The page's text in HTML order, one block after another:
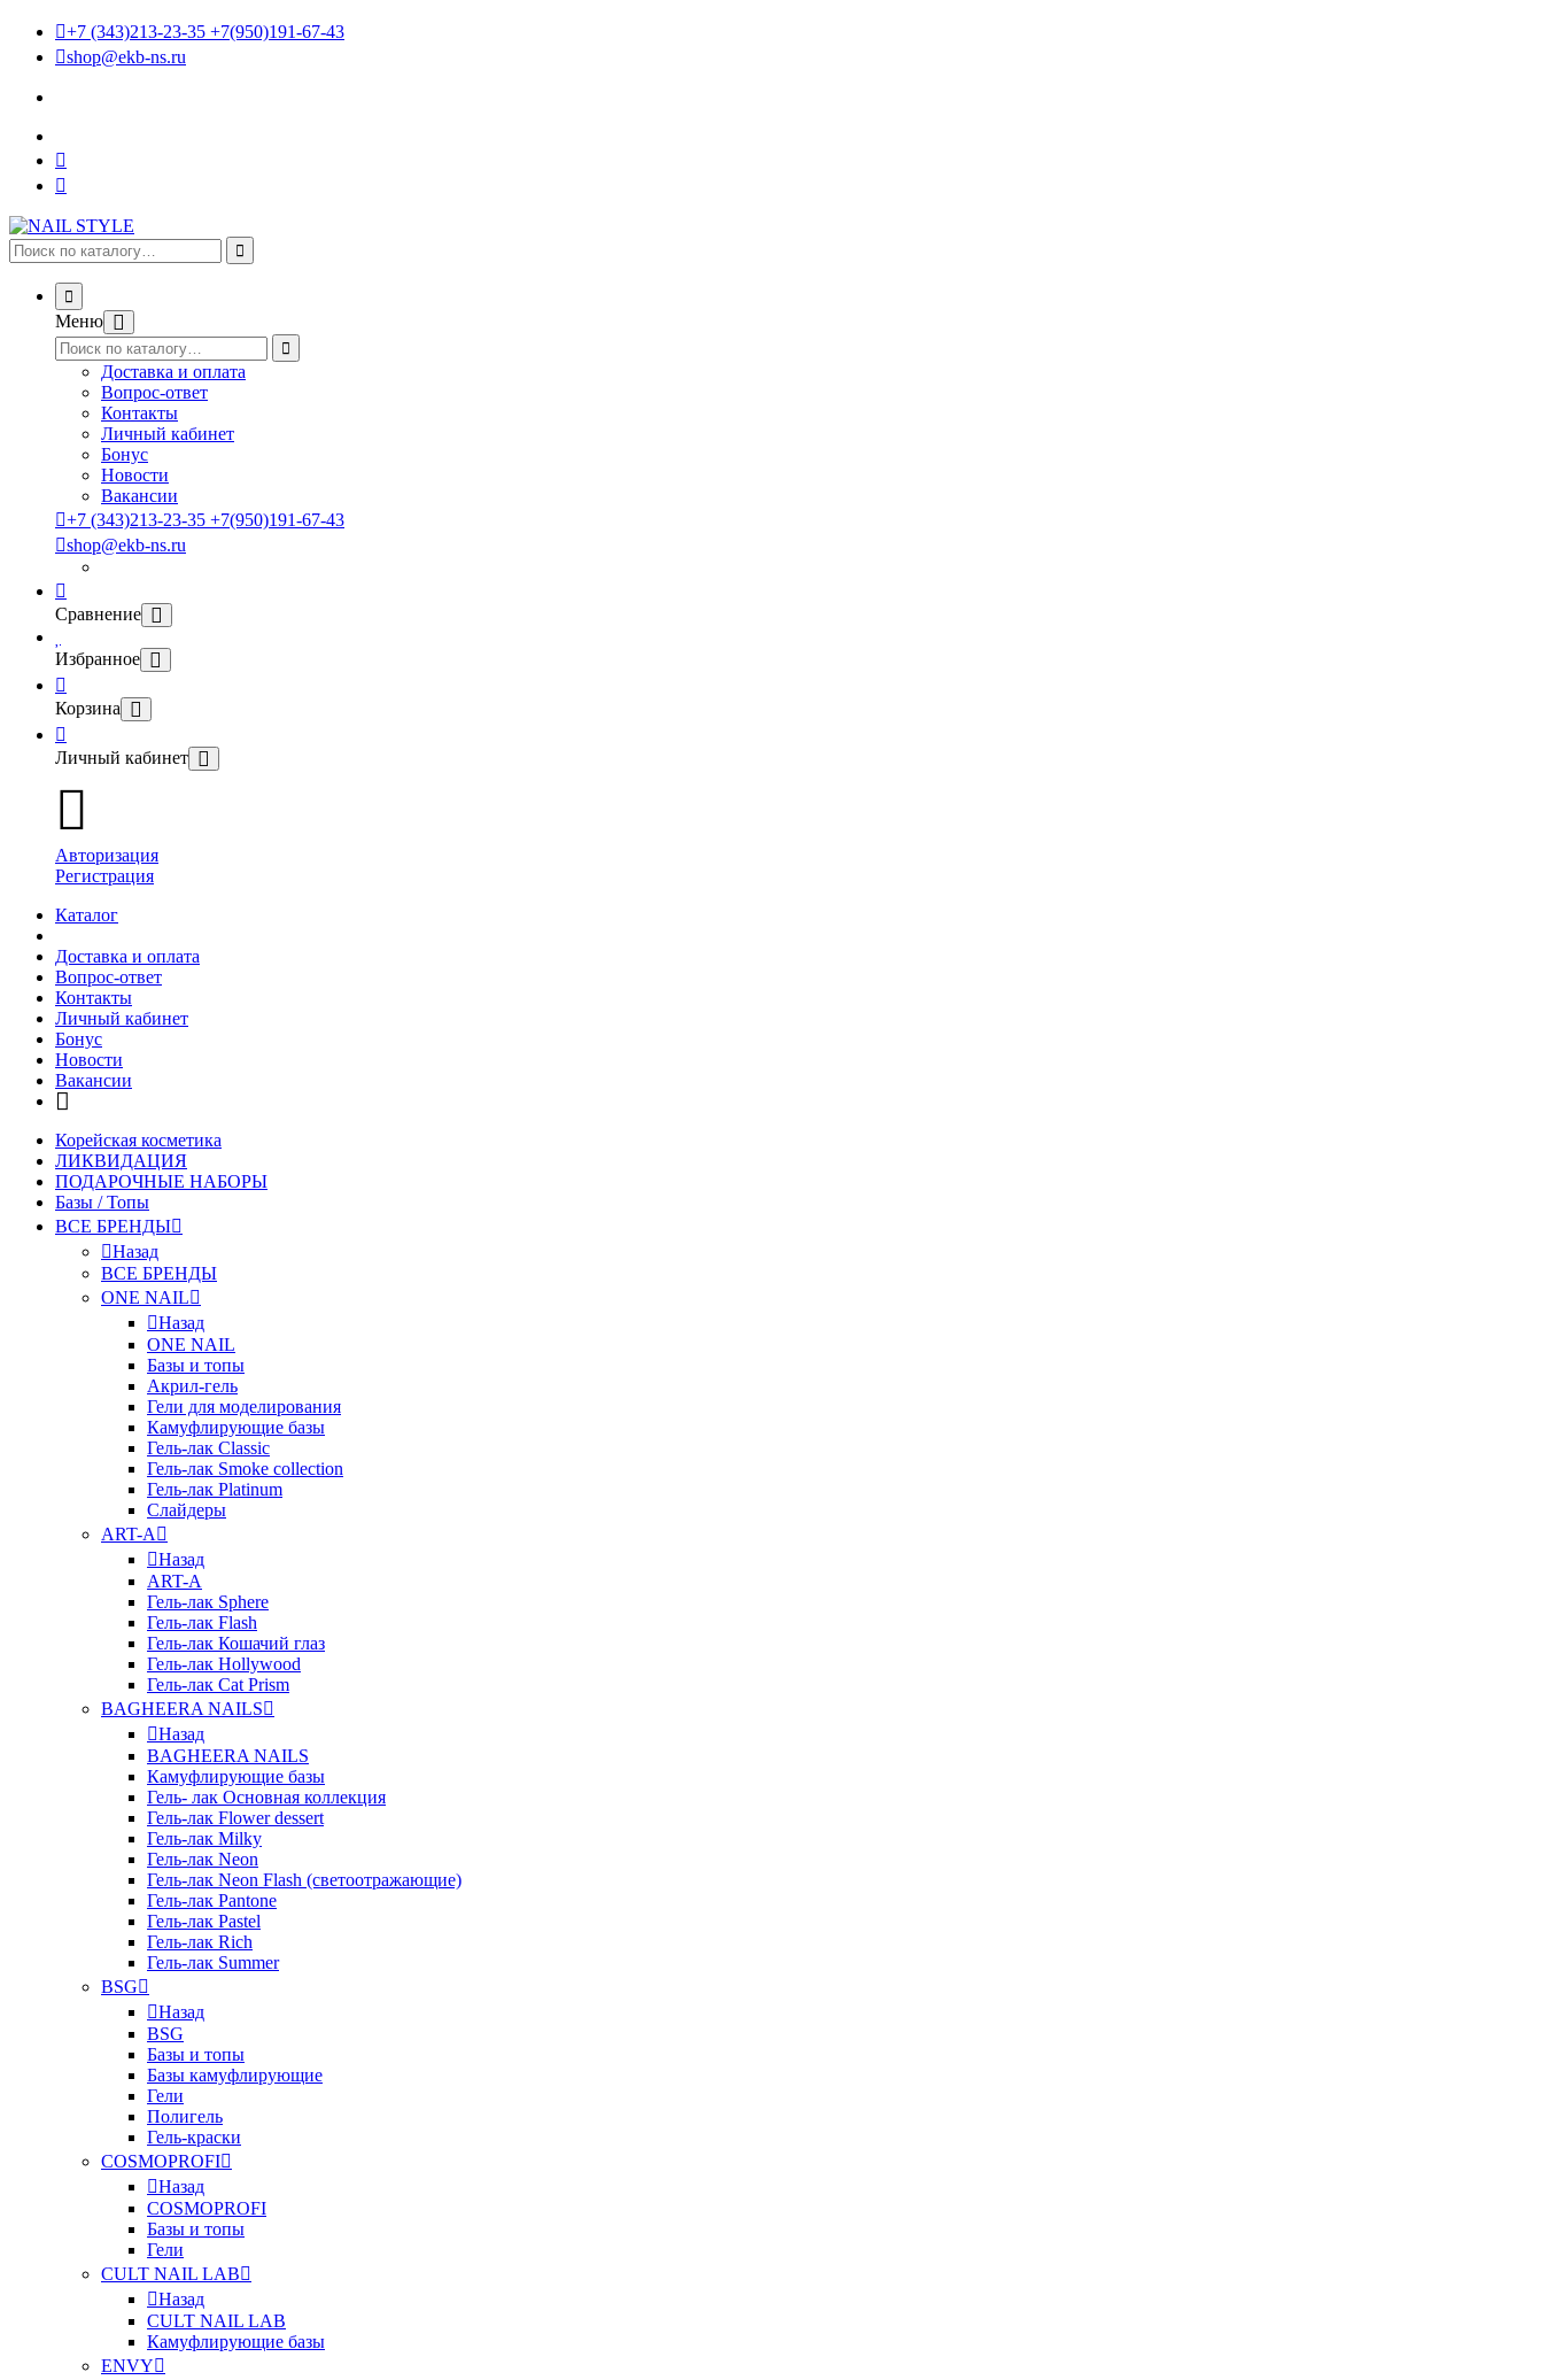
+7 (343)213-23-35 +7(950)191-67-43
shop@ekb-ns.ru
Меню
Доставка и оплата
Вопрос-ответ
Контакты
Личный кабинет
Бонус
Новости
Вакансии
+7 (343)213-23-35 +7(950)191-67-43
shop@ekb-ns.ru
Сравнение
Избранное
Корзина
Личный кабинет
Авторизация
Регистрация
Каталог
Доставка и оплата
Вопрос-ответ
Контакты
Личный кабинет
Бонус
Новости
Вакансии
Корейская косметика
ЛИКВИДАЦИЯ
ПОДАРОЧНЫЕ НАБОРЫ
Базы / Топы
ВСЕ БРЕНДЫ
Назад
ВСЕ БРЕНДЫ
ONE NAIL
Назад
ONE NAIL
Базы и топы
Акрил-гель
Гели для моделирования
Камуфлирующие базы
Гель-лак Classic
Гель-лак Smoke collection
Гель-лак Platinum
Слайдеры
ART-A
Назад
ART-A
Гель-лак Sphere
Гель-лак Flash
Гель-лак Кошачий глаз
Гель-лак Hollywood
Гель-лак Cat Prism
BAGHEERA NAILS
Назад
BAGHEERA NAILS
Камуфлирующие базы
Гель- лак Основная коллекция
Гель-лак Flower dessert
Гель-лак Milky
Гель-лак Neon
Гель-лак Neon Flash (светоотражающие)
Гель-лак Pantone
Гель-лак Pastel
Гель-лак Rich
Гель-лак Summer
BSG
Назад
BSG
Базы и топы
Базы камуфлирующие
Гели
Полигель
Гель-краски
COSMOPROFI
Назад
COSMOPROFI
Базы и топы
Гели
CULT NAIL LAB
Назад
CULT NAIL LAB
Камуфлирующие базы
ENVY